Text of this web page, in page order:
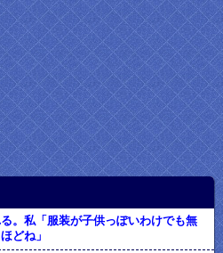
。私「服装が子供っぽいわけでも無
どね」